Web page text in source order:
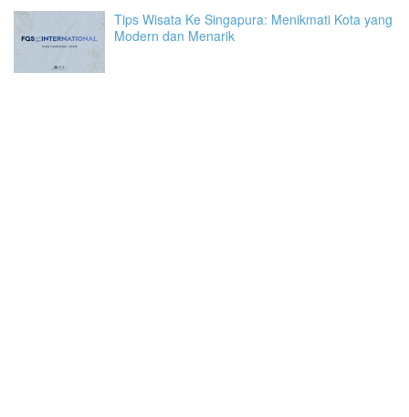
Tips Wisata Ke Singapura: Menikmati Kota yang
Modern dan Menarik